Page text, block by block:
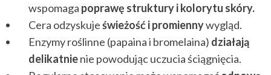
wspomaga poprawę struktury i kolorytu skóry.
Cera odzyskujeświeżość i promiennywygląd.
Enzymy roślinne (papaina i bromelaina) działają
delikatnienie powodując uczucia ściągnięcia.